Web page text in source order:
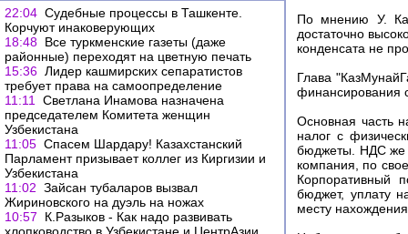
22:04 Судебные процессы в Ташкенте.
Корчуют инаковерующих
18:48 Все туркменские газеты (даже
районные) переходят на цветную печать
15:36 Лидер кашмирских ceпapaтиcтoв
требует права на caмooпpeдeлeниe
11:11
Светлана Инамова назначена
председателем Комитета женщин
Узбекистана
11:05 Спасем Шардару! Казахстанский
Парламент призывает коллег из Киргизии и
Узбекистана
11:02 Зайсан тубаларов вызвал
Жириновского на дуэль на ножах
10:57
К.Разыков - Как надо развивать
По мнению У.
достаточно
конденсата не
Глава
финансирования
Основная часть
налог с
бюджеты. НДС же
компания, по
Корпоративный
бюджет, уплату
месту